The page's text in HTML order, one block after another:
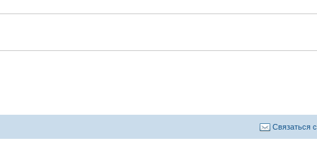
Связаться